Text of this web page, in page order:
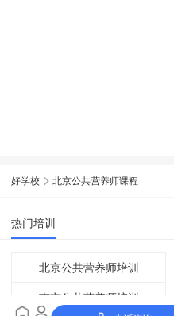
好学校 北京公共营养师课程
热门培训
北京公共营养师培训
南京公共营养师培训